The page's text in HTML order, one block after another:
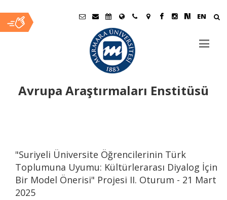
EN
Avrupa Araştırmaları Enstitüsü
İçerik"Suriyeli Üniversite Öğrencilerinin Türk
Toplumuna Uyumu: Kültürlerarası Diyalog İçin
Bir Model Önerisi" Projesi II. Oturum - 21 Mart
2025